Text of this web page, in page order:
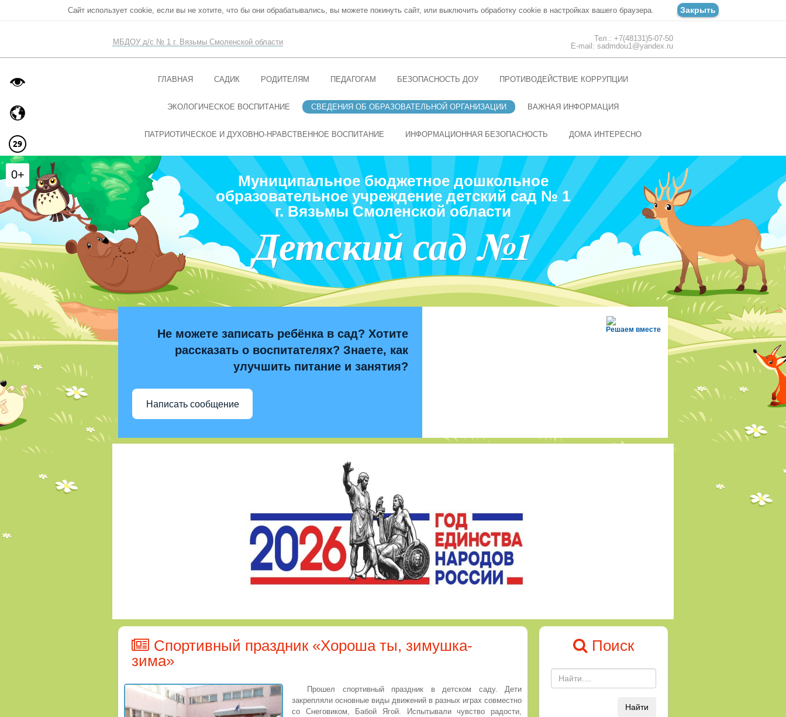
Сайт использует cookie, если вы не хотите, что бы они обрабатывались, вы можете покинуть сайт, или выключить обработку cookie в настройках вашего браузера. Закрыть
МБДОУ д/с № 1 г. Вязьмы Смоленской области
Тел.: +7(48131)5-07-50
E-mail: sadmdou1@yandex.ru
ГЛАВНАЯ САДИК РОДИТЕЛЯМ ПЕДАГОГАМ БЕЗОПАСНОСТЬ ДОУ ПРОТИВОДЕЙСТВИЕ КОРРУПЦИИ
ЭКОЛОГИЧЕСКОЕ ВОСПИТАНИЕ СВЕДЕНИЯ ОБ ОБРАЗОВАТЕЛЬНОЙ ОРГАНИЗАЦИИ ВАЖНАЯ ИНФОРМАЦИЯ
ПАТРИОТИЧЕСКОЕ И ДУХОВНО-НРАВСТВЕННОЕ ВОСПИТАНИЕ ИНФОРМАЦИОННАЯ БЕЗОПАСНОСТЬ ДОМА ИНТЕРЕСНО
Муниципальное бюджетное дошкольное
образовательное учреждение детский сад № 1
г. Вязьмы Смоленской области
Детский сад №1
Решаем вместе
Не можете записать ребёнка в сад? Хотите
рассказать о воспитателях? Знаете, как
улучшить питание и занятия?
Написать сообщение
Cпортивный праздник «Хороша ты, зимушка-
зима»
Прошел спортивный праздник в детском саду. Дети
закрепляли основные виды движений в разных играх совместно
со Снеговиком, Бабой Ягой. Испытывали чувство радости,
Поиск
Найти
0+